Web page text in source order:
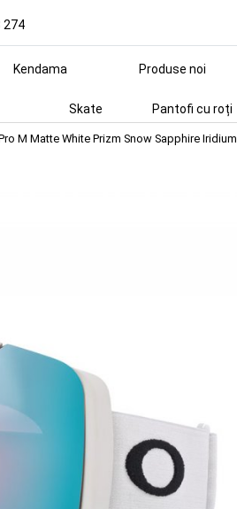
274
Kendama Produse noi
Skate Pantofi cu roți
M Matte White Prizm Snow Sapphire